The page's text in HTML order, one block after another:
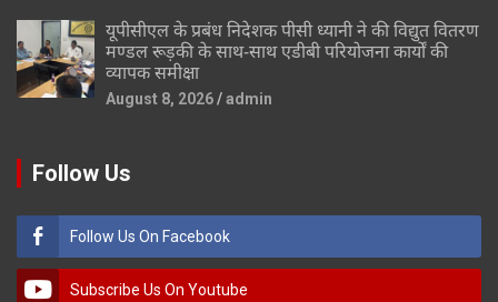
यूपीसीएल के प्रबंध निदेशक पीसी ध्यानी ने की विद्युत वितरण
मण्डल रूड़की के साथ-साथ एडीबी परियोजना कार्यों की
व्यापक समीक्षा
August 8, 2026 admin
Follow Us
Follow Us On Facebook
Subscribe Us On Youtube